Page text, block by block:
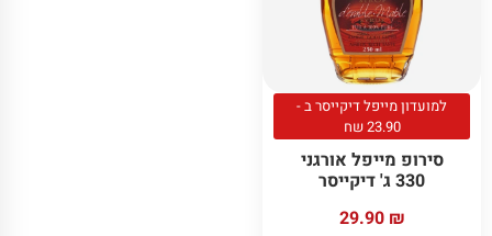
למועדון מייפל דיקייסר ב -
23.90 שח
סירופ מייפל אורגני
330 ג' דיקייסר
29.90 ₪